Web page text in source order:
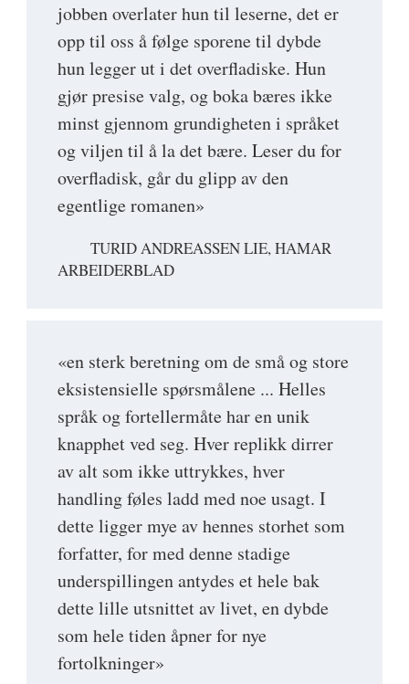
jobben overlater hun til leserne, det er
opp til oss å følge sporene til dybde
hun legger ut i det overfladiske. Hun
gjør presise valg, og boka bæres ikke
minst gjennom grundigheten i språket
og viljen til å la det bære. Leser du for
overfladisk, går du glipp av den
egentlige romanen»
TURID ANDREASSEN LIE, HAMAR
ARBEIDERBLAD
«en sterk beretning om de små og store
eksistensielle spørsmålene ... Helles
språk og fortellermåte har en unik
knapphet ved seg. Hver replikk dirrer
av alt som ikke uttrykkes, hver
handling føles ladd med noe usagt. I
dette ligger mye av hennes storhet som
forfatter, for med denne stadige
underspillingen antydes et hele bak
dette lille utsnittet av livet, en dybde
som hele tiden åpner for nye
fortolkninger»